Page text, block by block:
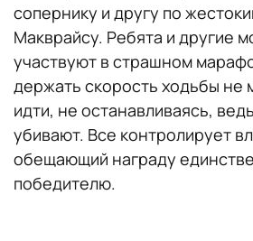
сопернику и другу по
Макврайсу. Ребята и другие
участвуют в страшном
держать скорость ходьбы не
идти, не останавливаясь,
убивают. Все контролирует
обещающий награду
победителю.